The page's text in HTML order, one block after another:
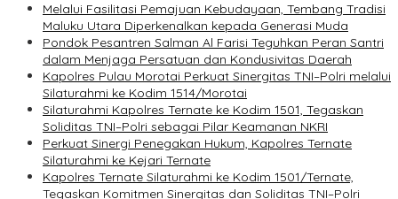
Melalui Fasilitasi Pemajuan Kebudayaan, Tembang Tradisi
Maluku Utara Diperkenalkan kepada Generasi Muda
Pondok Pesantren Salman Al Farisi Teguhkan Peran Santri
dalam Menjaga Persatuan dan Kondusivitas Daerah
Kapolres Pulau Morotai Perkuat Sinergitas TNI–Polri melalui
Silaturahmi ke Kodim 1514/Morotai
Silaturahmi Kapolres Ternate ke Kodim 1501, Tegaskan
Soliditas TNI–Polri sebagai Pilar Keamanan NKRI
Perkuat Sinergi Penegakan Hukum, Kapolres Ternate
Silaturahmi ke Kejari Ternate
Kapolres Ternate Silaturahmi ke Kodim 1501/Ternate,
Tegaskan Komitmen Sinergitas dan Soliditas TNI–Polri